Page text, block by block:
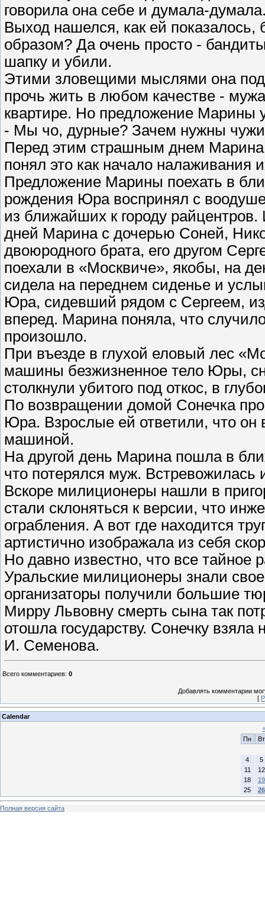
говорила она себе и думала-
Выход нашелся, как ей
образом? Да очень просто -
шапку и убили.
Этими зловещими мыслями она
прочь жить в любом качестве -
квартире. Но предложение Марины
- Мы чо, дурные? Зачем нужны
Перед этим страшным днем
понял это как начало
Предложение Марины поехать в
рождения Юра воспринял с
из ближайших к городу
дней Марина с дочерью Соней,
двоюродного брата, его другом
поехали в «Москвиче», якобы, на
сидела на переднем сиденье и
Юра, сидевший рядом с Сергеем,
вперед. Марина поняла, что
произошло.
При въезде в глухой еловый лес
машины безжизненное тело Юры,
столкнули убитого под откос, в
По возвращении домой Сонечка
Юра. Взрослые ей ответили, что
машиной.
На другой день Марина пошла в
что потерялся муж.
Вскоре милиционеры нашли в
стали склоняться к версии, что
ограбления. А вот где находится
артистично изображала из себя
Но давно известно, что все тайное
Уральские милиционеры знали
организаторы получили большие
Мирру Львовну смерть сына так
отошла государству. Сонечку
И. Семенова.
Всего комментариев: 0
Добавлять комментарии
[
Calendar
Пн
Вт
4
5
11
12
18
19
25
26
Полная версия сайта